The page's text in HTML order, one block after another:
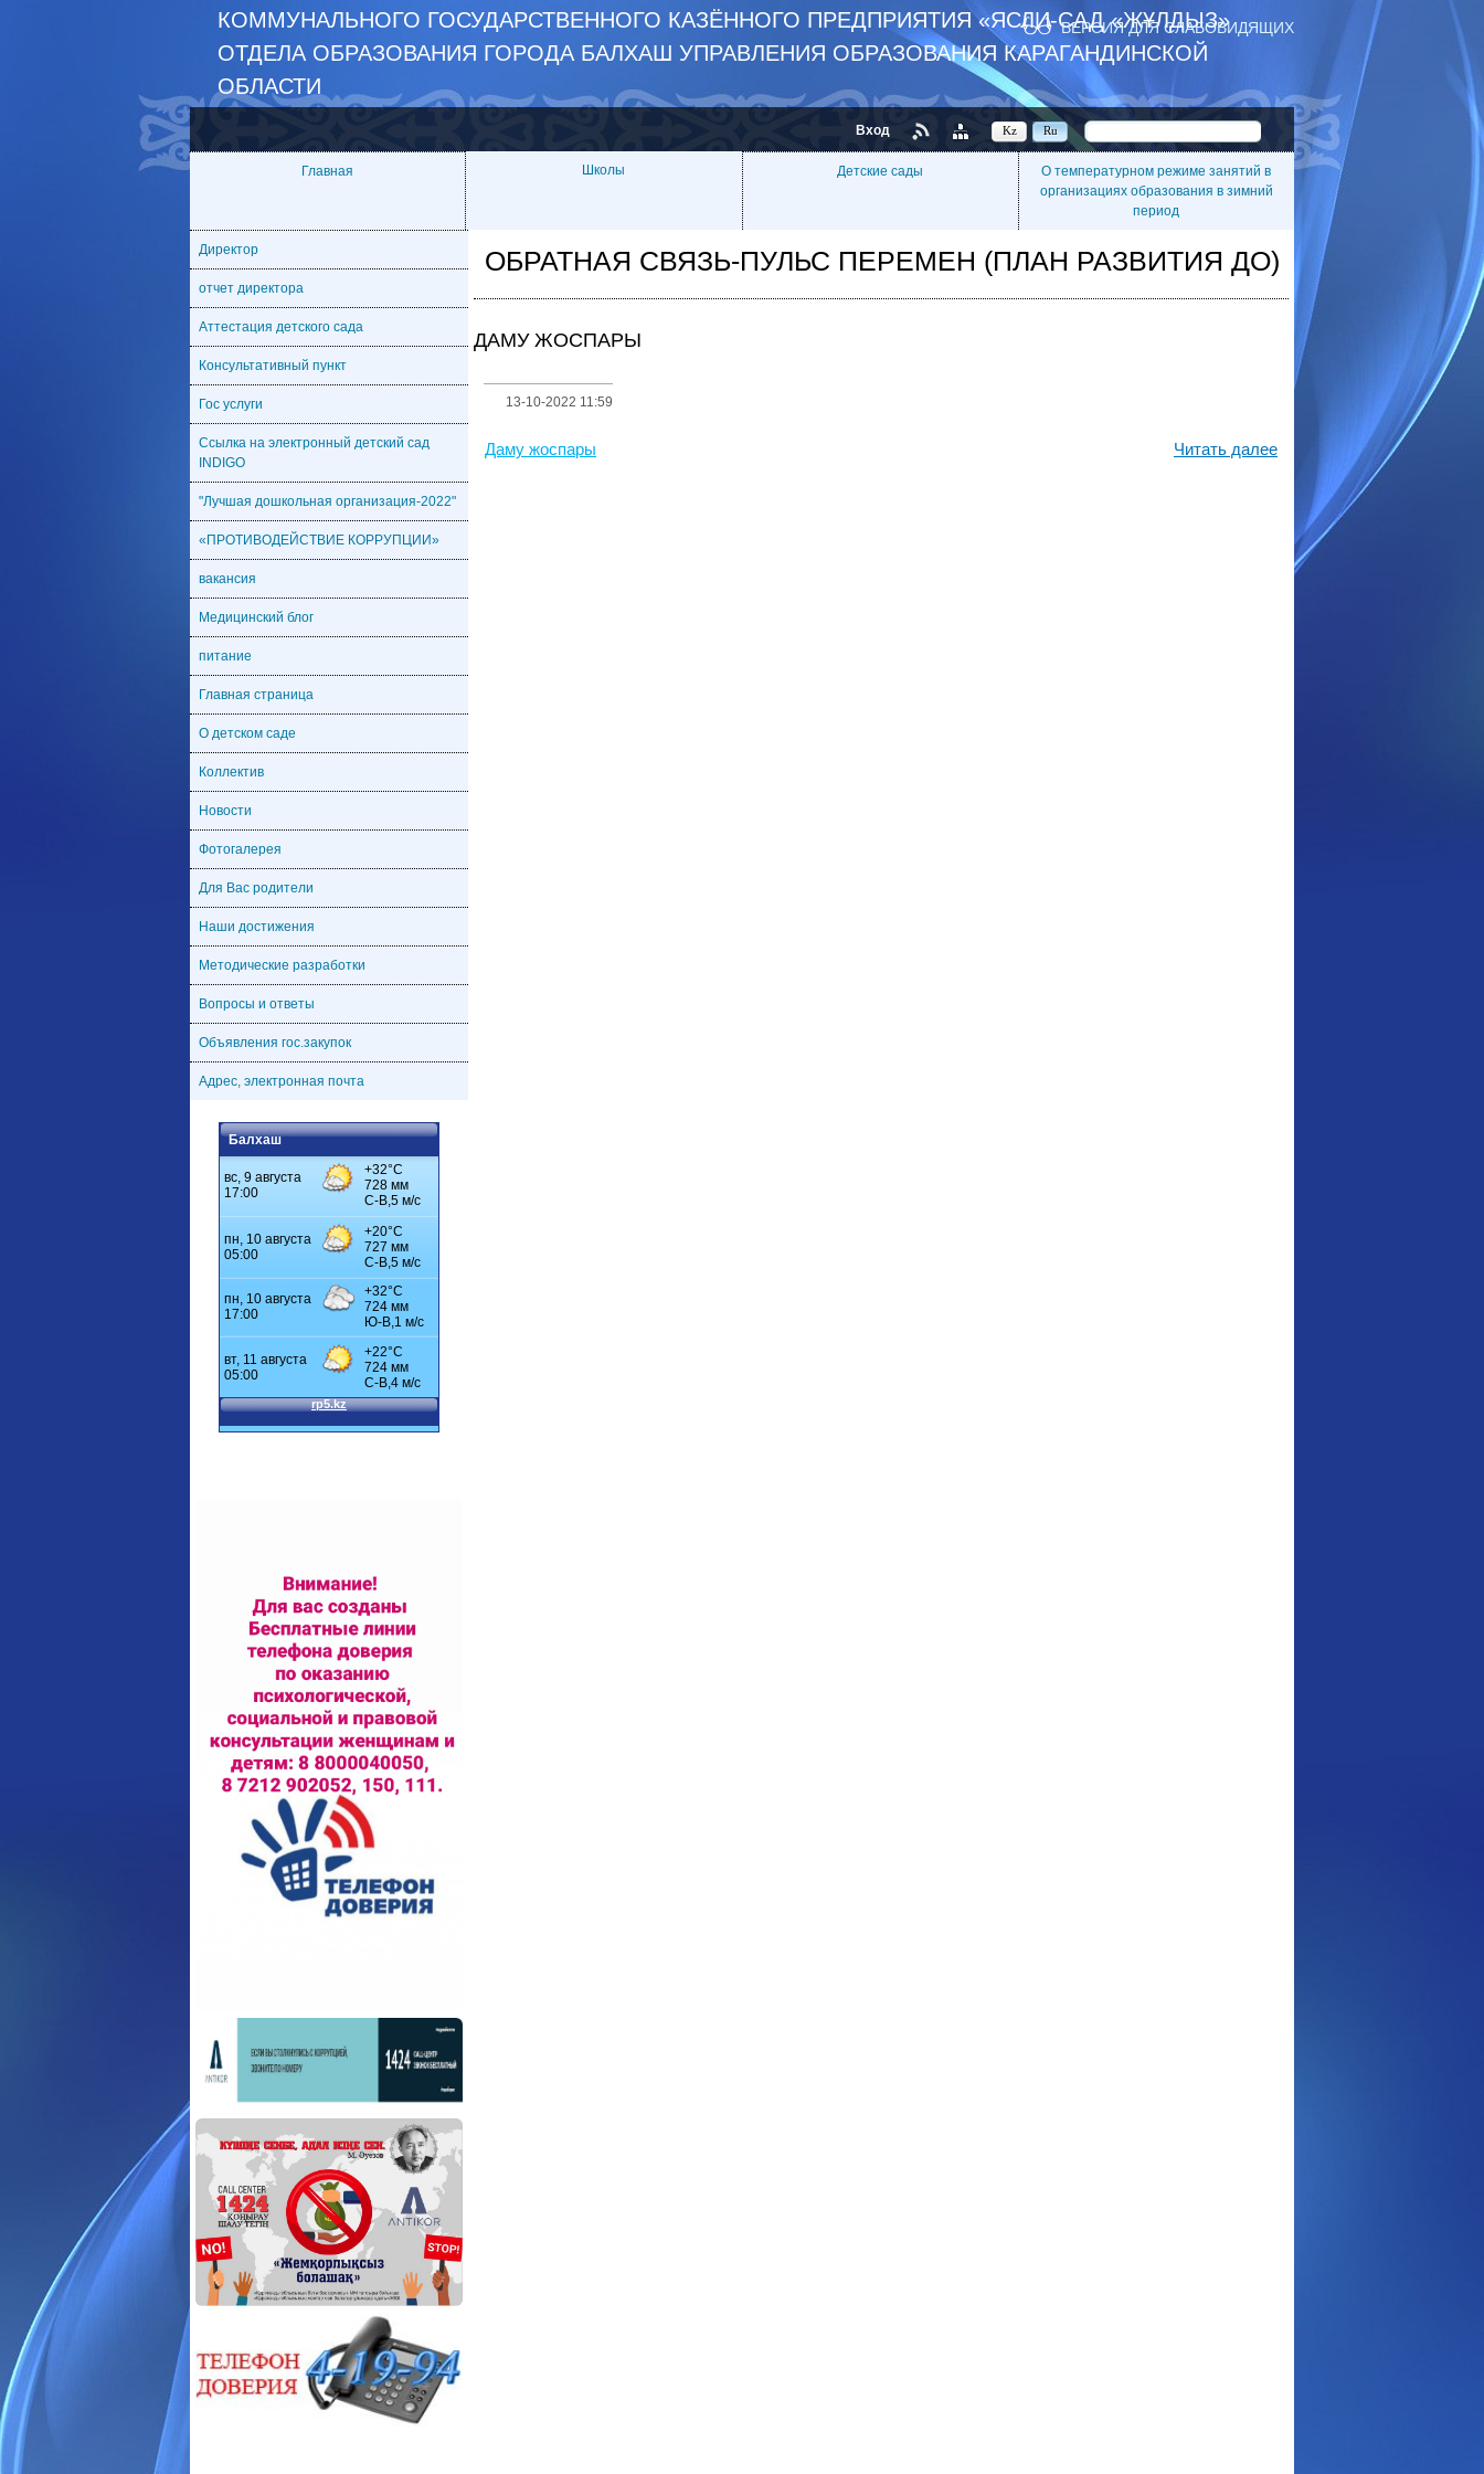
КОММУНАЛЬНОГО ГОСУДАРСТВЕННОГО КАЗЁННОГО ПРЕДПРИЯТИЯ «ЯСЛИ-САД «ЖҰЛДЫЗ»
ОТДЕЛА ОБРАЗОВАНИЯ ГОРОДА БАЛХАШ УПРАВЛЕНИЯ ОБРАЗОВАНИЯ КАРАГАНДИНСКОЙ
ОБЛАСТИ
ВЕРСИЯ ДЛЯ СЛАБОВИДЯЩИХ
Ru
Kz
Вход
Главная Школы Детские сады
О температурном режиме занятий в
организациях образования в зимний
период
Директор
отчет директора
Аттестация детского сада
Консультативный пункт
Гос услуги
Ссылка на электронный детский сад
INDIGO
"Лучшая дошкольная организация-2022"
«ПРОТИВОДЕЙСТВИЕ КОРРУПЦИИ»
вакансия
Медицинский блог
питание
Главная страница
О детском саде
Коллектив
Новости
Фотогалерея
Для Вас родители
Наши достижения
Методические разработки
Вопросы и ответы
Объявления гос.закупок
Адрес, электронная почта
Балхаш
ОБРАТНАЯ СВЯЗЬ-ПУЛЬС ПЕРЕМЕН (ПЛАН РАЗВИТИЯ ДО)
ДАМУ ЖОСПАРЫ
13-10-2022 11:59
Читать далее
Даму жоспары